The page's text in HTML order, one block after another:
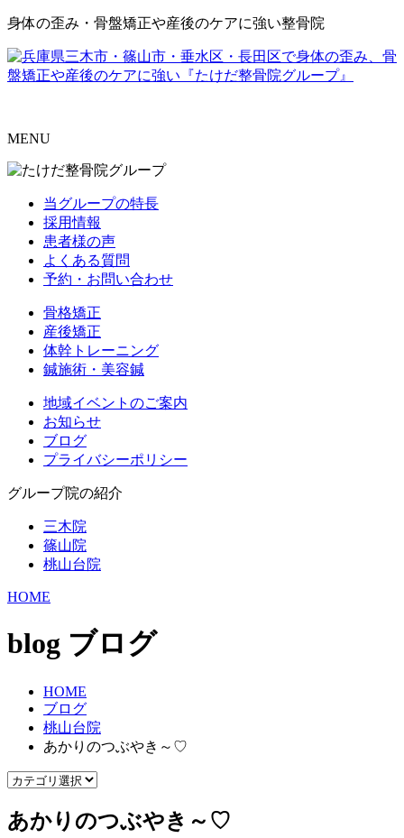
身体の歪み・骨盤矯正や産後のケアに強い整骨院
MENU
当グループの特長
採用情報
患者様の声
よくある質問
予約・お問い合わせ
骨格矯正
産後矯正
体幹トレーニング
鍼施術・美容鍼
地域イベントのご案内
お知らせ
ブログ
プライバシーポリシー
グループ院の紹介
三木院
篠山院
桃山台院
HOME
blog ブログ
HOME
ブログ
桃山台院
あかりのつぶやき～♡
あかりのつぶやき～♡